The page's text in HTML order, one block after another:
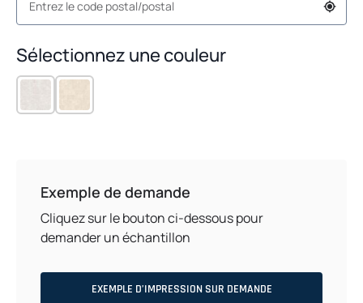
Sélectionnez une couleur
Exemple de demande
Cliquez sur le bouton ci-dessous pour
demander un échantillon
EXEMPLE D’IMPRESSION SUR DEMANDE